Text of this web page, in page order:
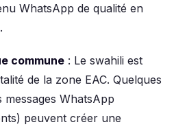
WhatsApp de qualité en
commune : Le swahili est
de la zone EAC. Quelques
WhatsApp
peuvent créer une